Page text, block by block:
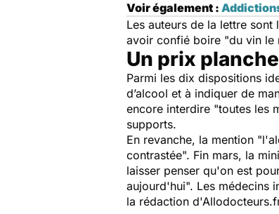
Voir également :
Les auteurs de la lettre
avoir confié boire "du vin le
Un prix
Parmi les dix dispositions
d’alcool et à indiquer de
encore interdire "toutes les
supports.
En revanche, la mention
contrastée". Fin mars, la
laisser penser qu'on est
aujourd'hui". Les médecins
la rédaction